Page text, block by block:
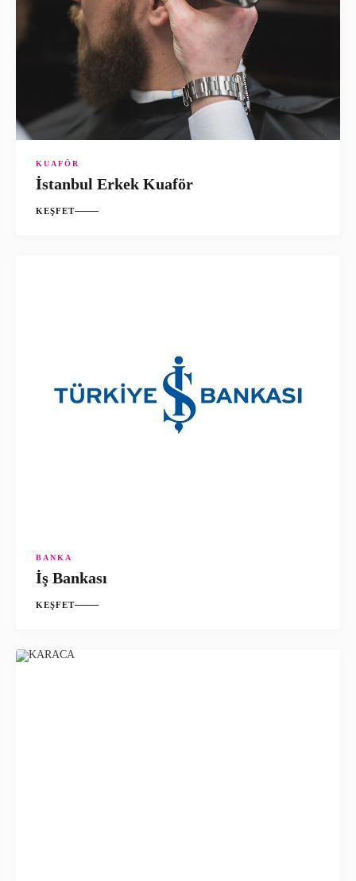
KUAFÖR
İstanbul Erkek Kuaför
KEŞFET
BANKA
İş Bankası
KEŞFET